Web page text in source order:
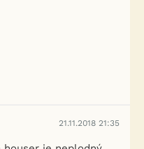
21.11.2018 21:35